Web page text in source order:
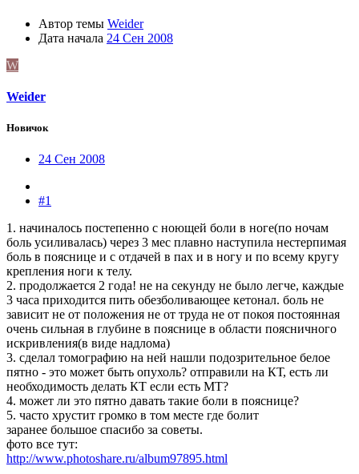
Автор темы Weider
Дата начала 24 Сен 2008
W
Weider
Новичок
24 Сен 2008
#1
1. начиналось постепенно с ноющей боли в ноге(по ночам
боль усиливалась) через 3 мес плавно наступила нестерпимая
боль в пояснице и с отдачей в пах и в ногу и по всему кругу
крепления ноги к телу.
2. продолжается 2 года! не на секунду не было легче, каждые
3 часа приходится пить обезболивающее кетонал. боль не
зависит не от положения не от труда не от покоя постоянная
очень сильная в глубине в пояснице в области поясничного
искривления(в виде надлома)
3. сделал томографию на ней нашли подозрительное белое
пятно - это может быть опухоль? отправили на КТ, есть ли
необходимость делать КТ если есть МТ?
4. может ли это пятно давать такие боли в пояснице?
5. часто хрустит громко в том месте где болит
заранее большое спасибо за советы.
фото все тут:
http://www.photoshare.ru/album97895.html